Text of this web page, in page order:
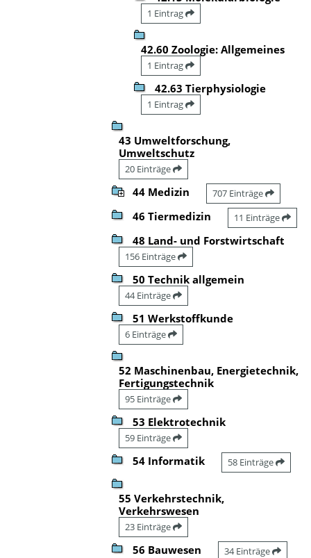
1 Eintrag
42.60 Zoologie: Allgemeines
1 Eintrag
42.63 Tierphysiologie
1 Eintrag
43 Umweltforschung,
Umweltschutz
20 Einträge
44 Medizin 707 Einträge
46 Tiermedizin 11 Einträge
48 Land- und Forstwirtschaft
156 Einträge
50 Technik allgemein
44 Einträge
51 Werkstoffkunde
6 Einträge
52 Maschinenbau, Energietechnik,
Fertigungstechnik
95 Einträge
53 Elektrotechnik
59 Einträge
54 Informatik 58 Einträge
55 Verkehrstechnik,
Verkehrswesen
23 Einträge
56 Bauwesen 34 Einträge